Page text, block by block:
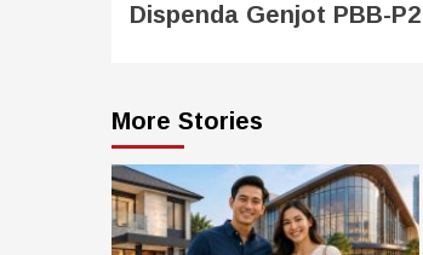
Dispenda Genjot PBB-P2
More Stories